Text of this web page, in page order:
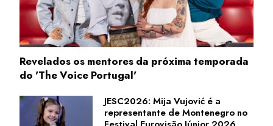
Revelados os mentores da próxima temporada
do 'The Voice Portugal'
JESC2026: Mija Vujović é a
representante de Montenegro no